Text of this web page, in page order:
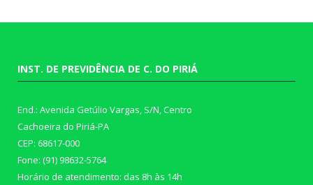
INST. DE PREVIDÊNCIA DE C. DO PIRIÁ
End.: Avenida Getúlio Vargas, S/N, Centro
Cachoeira do Piriá-PA
CEP: 68617-000
Fone: (91) 98632-5764
Horário de atendimento: das 8h às 14h